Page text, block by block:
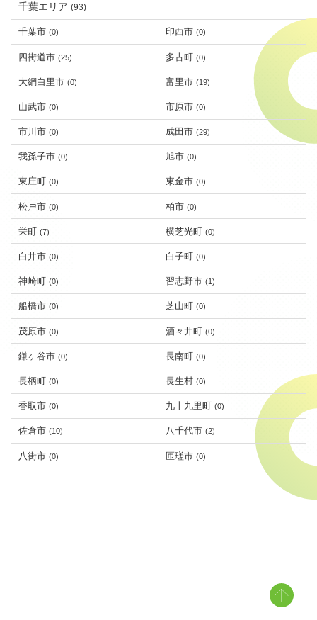
千葉エリア (93)
千葉市 (0) 印西市 (0)
四街道市 (25) 多古町 (0)
大網白里市 (0) 富里市 (19)
山武市 (0) 市原市 (0)
市川市 (0) 成田市 (29)
我孫子市 (0) 旭市 (0)
東庄町 (0) 東金市 (0)
松戸市 (0) 柏市 (0)
栄町 (7) 横芝光町 (0)
白井市 (0) 白子町 (0)
神崎町 (0) 習志野市 (1)
船橋市 (0) 芝山町 (0)
茂原市 (0) 酒々井町 (0)
鎌ヶ谷市 (0) 長南町 (0)
長柄町 (0) 長生村 (0)
香取市 (0) 九十九里町 (0)
佐倉市 (10) 八千代市 (2)
八街市 (0) 匝瑳市 (0)